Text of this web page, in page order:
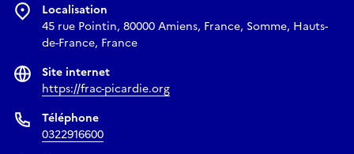
Localisation
45 rue Pointin, 80000 Amiens, France, Somme, Hauts-
de-France, France
Site internet
https://frac-picardie.org
Téléphone
0322916600